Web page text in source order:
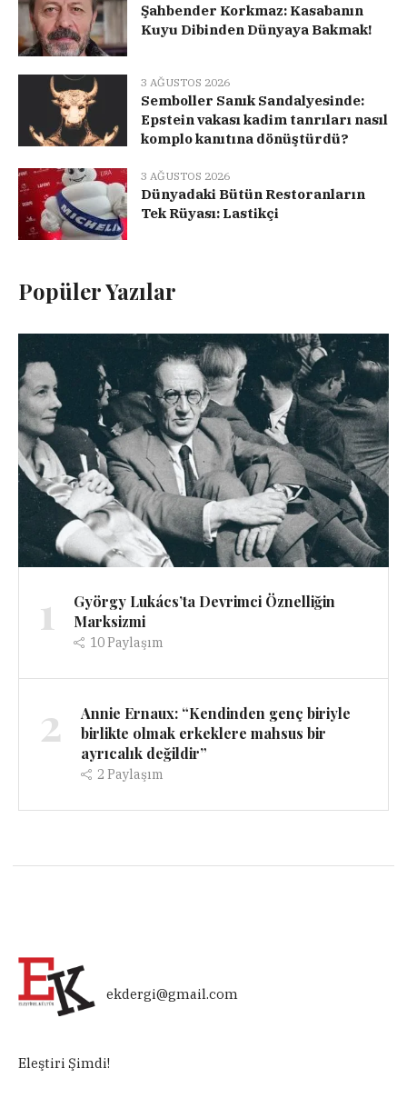
Şahbender Korkmaz: Kasabanın
Kuyu Dibinden Dünyaya Bakmak!
3 AĞUSTOS 2026
Semboller Sanık Sandalyesinde:
Epstein vakası kadim tanrıları nasıl
komplo kanıtına dönüştürdü?
3 AĞUSTOS 2026
Dünyadaki Bütün Restoranların
Tek Rüyası: Lastikçi
Popüler Yazılar
1
György Lukács’ta Devrimci Öznelliğin
Marksizmi
10Paylaşım
2
Annie Ernaux: “Kendinden genç biriyle
birlikte olmak erkeklere mahsus bir
ayrıcalık değildir”
2 Paylaşım
ekdergi@gmail.com
Eleştiri Şimdi!